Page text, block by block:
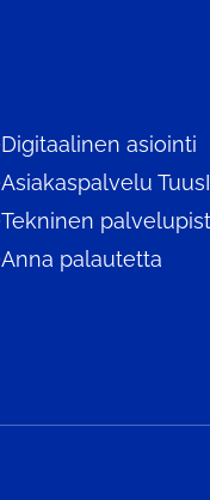
Digitaalinen asiointi
Asiakaspalvelu
Tekninen
Anna palautetta